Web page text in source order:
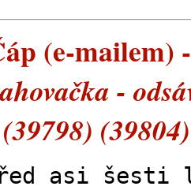
(e-mailem)
-
(39804)
asi šesti